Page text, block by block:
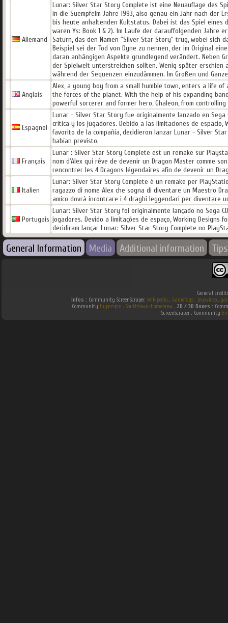
Allemand
Lunar: Silver Star Story Complete ist eine Neuauflage des
in die SuempfeIm Jahre 1993, also genau ein Jahr nach der
bis heute anhaltenden Kultstatus. Dabei ist das Spiel eines
waren Ys: Book 1 & 2). Im Laufe der darauffolgenden Jahre
Saturn, das den Namen "Silver Star Story" trug, wobei sich
Beispiel sei der Tod von Dyne zu nennen, der im Original
daran anhängigen Aspekte grundlegend verändert. Neben
der Spielwelt unterstreichen sollten. Wenig später erschien
während der Sequenzen einzudämmen. Im Großen und
Anglais
Alex, a young boy from a small humble town, enters a life
the forces of the planet. With the help of his expanding
powerful sorcerer and former hero, Ghaleon, from
Espagnol
Lunar - Silver Star Story fue originalmente lanzado en Sega
crítica y los jugadores. Debido a las limitaciones de
favorito de la compañía, decidieron lanzar Lunar - Silver
habían previsto.
Français
Lunar : Silver Star Story Complete est un remake sur
nom d'Alex qui rêve de devenir un Dragon Master comme
rencontrer les 4 Dragons légendaires afin de devenir un
Italien
Lunar: Silver Star Story Complete è un remake per
ragazzo di nome Alex che sogna di diventare un Maestro
amico dovrà incontrare i 4 draghi leggendari per diventare
Portugais
Lunar: Silver Star Story foi originalmente lançado no Sega
jogadores. Devido a limitações de espaço, Working
decidiram lançar Lunar: Silver Star Story Complete no
General Information Media Additional information Tips
General
Infos : Community ScreenScraper. Wikipedia . Gamefaqs. jeuxvideo.
Community Hyperspin . Southtown-Homebrew. 2D / 3D Boxes :
ScreenScraper . Community